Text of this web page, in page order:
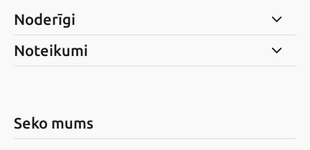
Noderīgi
Noteikumi
Seko mums